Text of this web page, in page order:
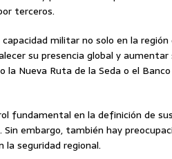
terceros.
militar no solo en la
su presencia global y
Nueva Ruta de la Seda o el
fundamental en la definición de
embargo, también hay
seguridad regional.